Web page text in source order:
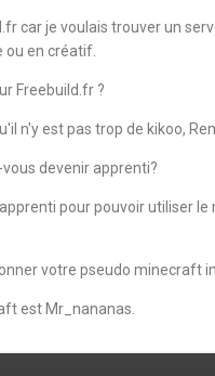
car je voulais trouver un
ou en créatif.
Freebuild.fr ?
n'y est pas trop de kikoo,
devenir apprenti?
pour pouvoir utiliser
votre pseudo minecraft
est Mr_nananas.